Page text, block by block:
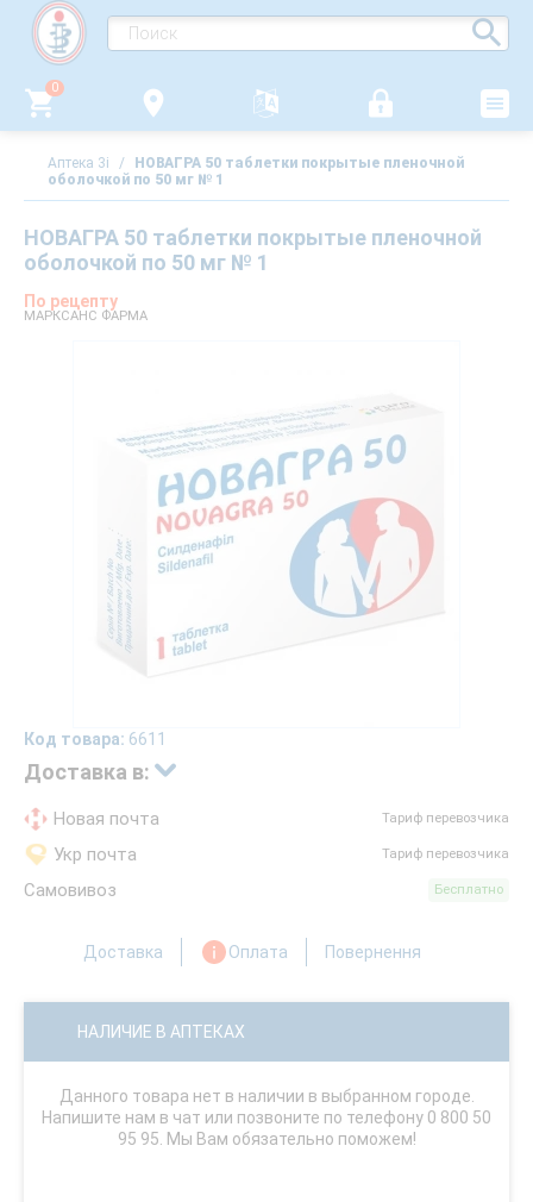
0
Аптека 3i /
НОВАГРА 50 таблетки покрытые пленочной
оболочкой по 50 мг № 1
НОВАГРА 50 таблетки покрытые пленочной
оболочкой по 50 мг № 1
По рецепту
МАРКСАНС ФАРМА
Код товара: 6611
Доставка в:
Новая почта Тариф перевозчика
Укр почта Тариф перевозчика
Самовивоз Бесплатно
Доставка Оплата Повернення
НАЛИЧИЕ В АПТЕКАХ
Данного товара нет в наличии в выбранном городе.
Напишите нам в чат или позвоните по телефону 0 800 50
95 95. Мы Вам обязательно поможем!